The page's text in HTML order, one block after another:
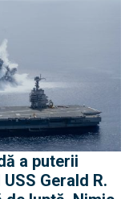
a puterii
Gerald R.